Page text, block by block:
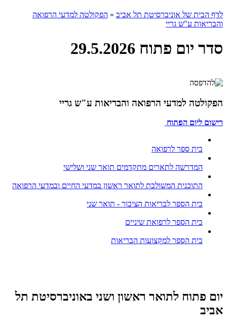
לדף הבית של אוניברסיטת תל אביב » הפקולטה למדעי הרפואה
והבריאות ע"ש גריי
סדר יום פתוח 29.5.2026
הפקולטה למדעי הרפואה והבריאות ע"ש גריי
רישום ליום הפתוח
בית ספר לרפואה
המדרשה לתארים מתקדמים תואר שני ושלישי
התוכנית המשולבת לתואר ראשון במדעי החיים ובמדעי הרפואה
בית הספר לבריאות הציבור - תואר שני
בית הספר לרפואת שיניים
בית הספר למקצועות הבריאות
יום פתוח לתואר ראשון ושני באוניברסיטת תל
אביב